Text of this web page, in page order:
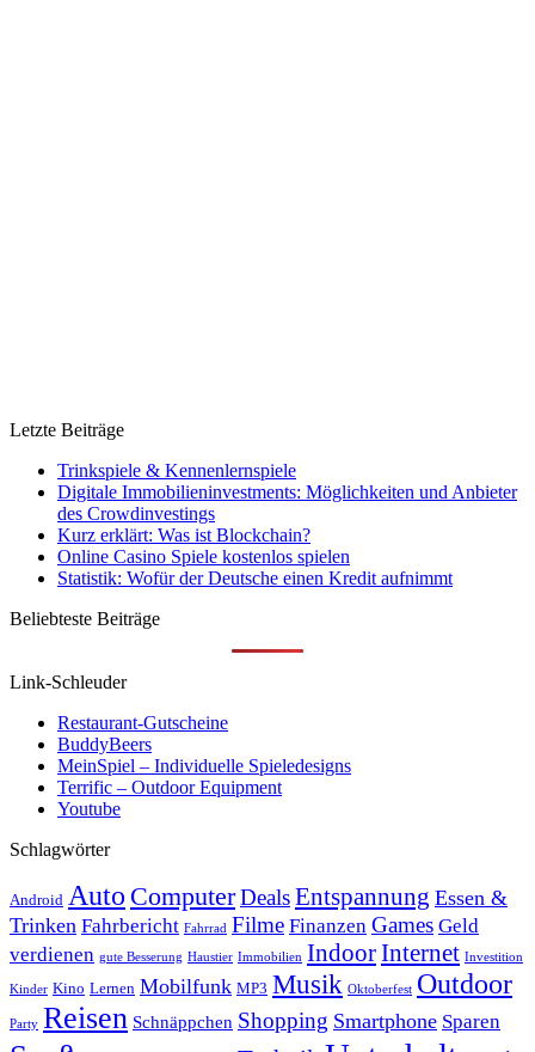
Letzte Beiträge
Trinkspiele & Kennenlernspiele
Digitale Immobilieninvestments: Möglichkeiten und Anbieter
des Crowdinvestings
Kurz erklärt: Was ist Blockchain?
Online Casino Spiele kostenlos spielen
Statistik: Wofür der Deutsche einen Kredit aufnimmt
Beliebteste Beiträge
Link-Schleuder
Restaurant-Gutscheine
BuddyBeers
MeinSpiel – Individuelle Spieledesigns
Terrific – Outdoor Equipment
Youtube
Schlagwörter
Android Auto ComputerDealsEntspannung Essen &
Trinken Fahrbericht Fahrrad Filme Finanzen Games Geld
verdienen gute Besserung Haustier Immobilien IndoorInternet Investition
Kinder Kino Lernen Mobilfunk MP3 Musik Oktoberfest Outdoor
Party Reisen Schnäppchen Shopping Smartphone Sparen